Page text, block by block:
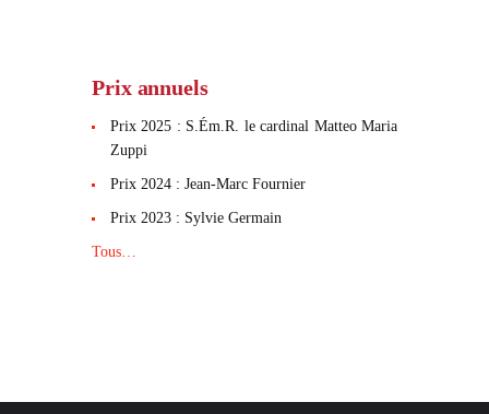
Prix annuels
Prix 2025 : S.Ém.R. le cardinal Matteo Maria
Zuppi
Prix 2024 : Jean-Marc Fournier
Prix 2023 : Sylvie Germain
Tous…